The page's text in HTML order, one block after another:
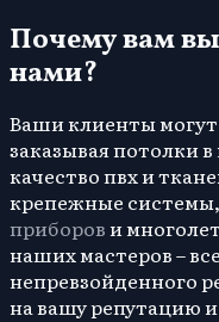
Почему вам
нами?
Ваши клиенты могут
заказывая потолки
качество пвх и
крепежные
приборови
наших мастеров –
непревзойденного
на вашу репутацию